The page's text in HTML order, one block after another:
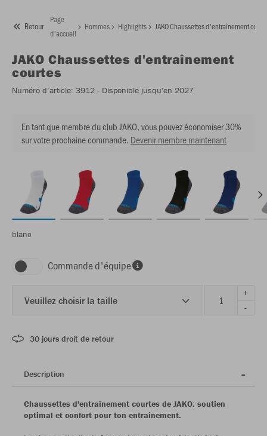
Retour
Page
d'accueil
Hommes Highlights JAKO Chaussettes d'entraînement
JAKO Chaussettes d'entraînement
courtes
Numéro d’article: 3912 - Disponible jusqu'en 2027
En tant que membre du club JAKO, vous pouvez économiser 30%
sur votre prochaine commande. Devenir membre maintenant
blanc
Commande d'équipe
Veuillez choisir la taille
+
-
30 jours droit de retour
Description
Chaussettes d'entraînement courtes de JAKO: soutien
optimal et confort pour ton entraînement.